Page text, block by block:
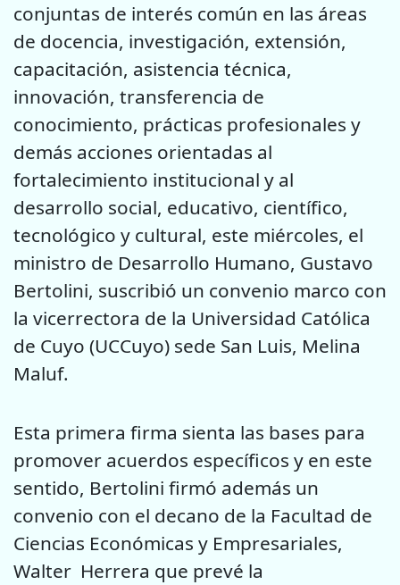
conjuntas de interés común en las áreas
de docencia, investigación, extensión,
capacitación, asistencia técnica,
innovación, transferencia de
conocimiento, prácticas profesionales y
demás acciones orientadas al
fortalecimiento institucional y al
desarrollo social, educativo, científico,
tecnológico y cultural, este miércoles, el
ministro de Desarrollo Humano, Gustavo
Bertolini, suscribió un convenio marco con
la vicerrectora de la Universidad Católica
de Cuyo (UCCuyo) sede San Luis, Melina
Maluf.
Esta primera firma sienta las bases para
promover acuerdos específicos y en este
sentido, Bertolini firmó además un
convenio con el decano de la Facultad de
Ciencias Económicas y Empresariales,
Walter Herrera que prevé la